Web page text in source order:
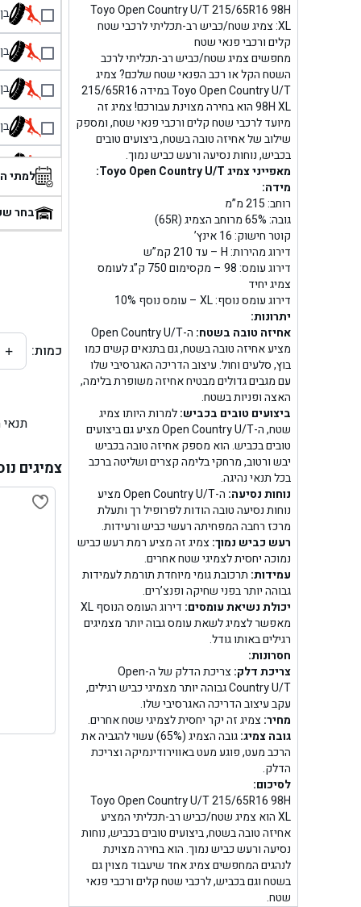
Toyo Open Country U/T 215/65R16 98H
XL: צמיג שטח/כביש רב-תכליתי לרכבי שטח
קלים ורכבי פנאי שטח
מחפשים צמיג שטח/כביש רב-תכליתי לרכב
השטח הקל או רכב הפנאי שטח שלכם? צמיג
Toyo Open Country U/T במידה 215/65R16
98H XL הוא בחירה מצוינת עבורכם! צמיג זה
מיועד לרכבי שטח קלים ורכבי פנאי שטח, ומספק
שילוב של אחיזה טובה בשטח, ביצועים טובים
בכביש, נוחות נסיעה ורעש כביש נמוך.
מאפייני צמיג Toyo Open Country U/T:
מידה:
רוחב: 215 מ”מ
גובה: 65% מרוחב הצמיג (65R)
קוטר חישוק: 16 אינץ’
דירוג מהירות: H – עד 210 קמ”ש
דירוג עומס: 98 – מקסימום 750 ק”ג לעומס
צמיג יחיד
דירוג עומס נוסף: XL – עומס נוסף 10%
יתרונות:
אחיזה טובה בשטח:
ה-Open Country U/T
מציע אחיזה טובה בשטח, גם בתנאים קשים כמו
בוץ, סלעים וחול. עיצוב הדריכה האגרסיבי שלו
עם מגבים גדולים מבטיח אחיזה משופרת בלימה,
האצה ופניות בשטח.
ביצועים טובים בכביש:למרות היותו צמיג
שטח, ה-Open Country U/T מציע גם ביצועים
טובים בכביש. הוא מספק אחיזה טובה בכביש
יבש ורטוב, מרחקי בלימה קצרים ושליטה ברכב
בכל תנאי נהיגה.
נוחות נסיעה:
ה-Open Country U/T מציע
נוחות נסיעה טובה הודות לפרופיל רך ותעלת
מרכז רחבה המפחיתה רעשי כביש ורעידות.
רעש כביש נמוך:צמיג זה מציע רמת רעש כביש
נמוכה יחסית לצמיגי שטח אחרים.
עמידות: תרכובת גומי מיוחדת תורמת לעמידות
גבוהה יותר בפני שחיקה ופנצ’רים.
יכולת נשיאת עומסים:
דירוג העומס הנוסף XL
מאפשר לצמיג לשאת עומס גבוה יותר מצמיגים
רגילים באותו גודל.
חסרונות:
צריכת דלק:
צריכת הדלק של ה-Open
Country U/T גבוהה יותר מצמיגי כביש רגילים,
עקב עיצוב הדריכה האגרסיבי שלו.
מחיר:צמיג זה יקר יחסית לצמיגי שטח אחרים.
גובה צמיג:
גובה הצמיג (65%) עשוי להגביה את
הרכב מעט, פוגע מעט באווירודינמיקה וצריכת
הדלק.
לסיכום:
Toyo Open Country U/T 215/65R16 98H
XL הוא צמיג שטח/כביש רב-תכליתי המציע
אחיזה טובה בשטח, ביצועים טובים בכביש, נוחות
נסיעה ורעש כביש נמוך. הוא בחירה מצוינת
לנהגים המחפשים צמיג אחד שיעבוד מצוין גם
בשטח וגם בכביש, לרכבי שטח קלים ורכבי פנאי
שטח.
בן
בן
בן
בן
בן
בן
למתי
בחר
כמות: +
צמיגים